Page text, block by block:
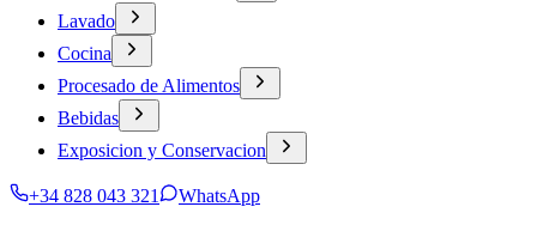
Lavado
Cocina
Procesado de Alimentos
Bebidas
Exposicion y Conservacion
+34 828 043 321
WhatsApp